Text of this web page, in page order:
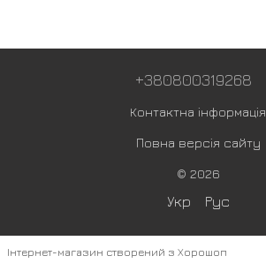
+380800319268
Контактна інформація
Повна версія сайту
© 2026
Укр Рус
Інтернет-магазин створений з Хорошоп